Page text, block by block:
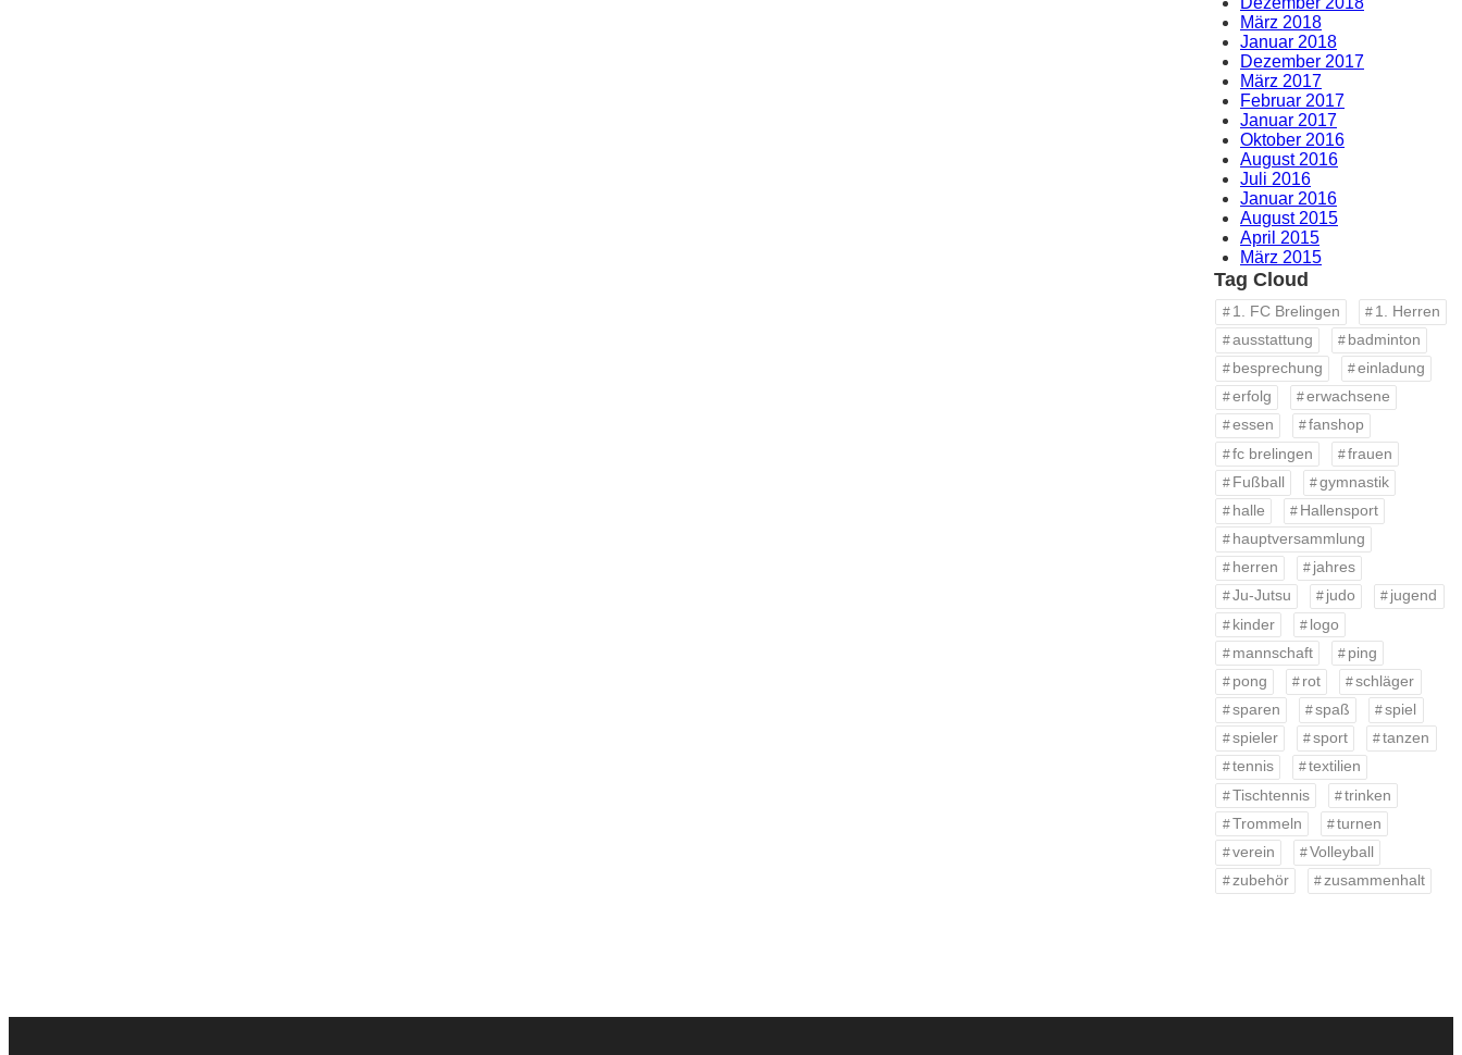
März 2018
Januar 2018
Dezember 2017
März 2017
Februar 2017
Januar 2017
Oktober 2016
August 2016
Juli 2016
Januar 2016
August 2015
April 2015
März 2015
Tag Cloud
1. FC Brelingen
1. Herren
ausstattung
badminton
besprechung
einladung
erfolg
erwachsene
essen
fanshop
fc brelingen
frauen
Fußball
gymnastik
halle
Hallensport
hauptversammlung
herren
jahres
Ju-Jutsu
judo
jugend
kinder
logo
mannschaft
ping
pong
rot
schläger
sparen
spaß
spiel
spieler
sport
tanzen
tennis
textilien
Tischtennis
trinken
Trommeln
turnen
verein
Volleyball
zubehör
zusammenhalt